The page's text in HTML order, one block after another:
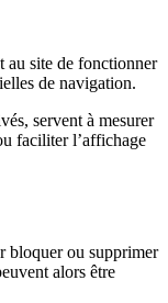
au site de fonctionner
de navigation.
servent à mesurer
faciliter l’affichage
bloquer ou supprimer
alors être